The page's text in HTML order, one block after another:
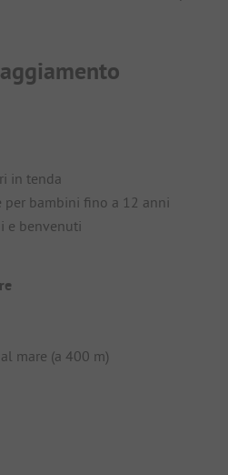
in tenda
bambini fino a 12 anni
e benvenuti
mare (a 400 m)